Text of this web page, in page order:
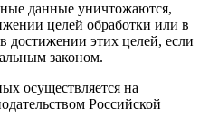
данные уничтожаются,
целей обработки или в
достижении этих целей, если
законом.
осуществляется на
Российской